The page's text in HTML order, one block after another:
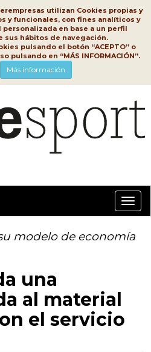
utilizan Cookies propias y
y funcionales, con fines analíticos y
en base a un perfil
sus hábitos de navegación.
pulsando el botón “ACEPTO” o
pulsando en “MÁS INFORMACIÓN”.
Más información
modelo de economía
una
al material
el servicio